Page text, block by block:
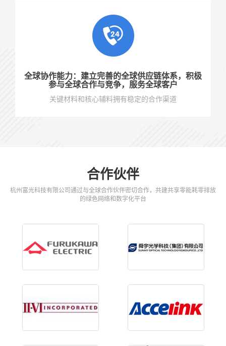
全球协作能力：建立完善的全球供应链体系，积极
参与全球合作与竞争，服务全球客户
关键材料和核心辅料拥有稳定的合作渠道
合作伙伴
杭州富光科技有限公司通过与全球合作伙伴密切合作，共建共享零能耗零排放
的绿色网络和数字化平台